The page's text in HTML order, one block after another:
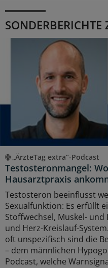
„ÄrzteTag extra“-Podcast
Testosteronmangel:
Hausarztpraxis
Testosteron beeinflusst
Sexualfunktion: Es erfüllt
Stoffwechsel, Muskel-
und Herz-Kreislauf-
oft unspezifisch sind die
– dem männlichen
Podcast, welche